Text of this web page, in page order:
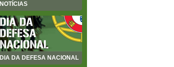
NOTÍCIAS
DIA DA DEFESA NACIONAL